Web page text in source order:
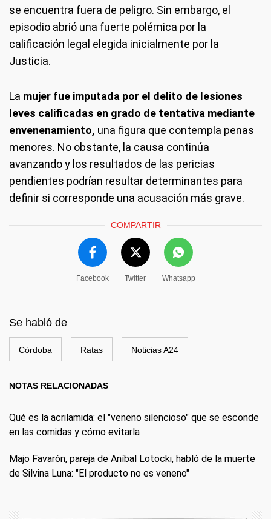
se encuentra fuera de peligro. Sin embargo, el
episodio abrió una fuerte polémica por la
calificación legal elegida inicialmente por la
Justicia.
La mujer fue imputada por el delito de lesiones
leves calificadas en grado de tentativa mediante
envenenamiento, una figura que contempla penas
menores. No obstante, la causa continúa
avanzando y los resultados de las pericias
pendientes podrían resultar determinantes para
definir si corresponde una acusación más grave.
COMPARTIR
Facebook Twitter Whatsapp
Se habló de
Córdoba Ratas Noticias A24
NOTAS RELACIONADAS
Qué es la acrilamida: el "veneno silencioso" que se esconde
en las comidas y cómo evitarla
Majo Favarón, pareja de Aníbal Lotocki, habló de la muerte
de Silvina Luna: "El producto no es veneno"